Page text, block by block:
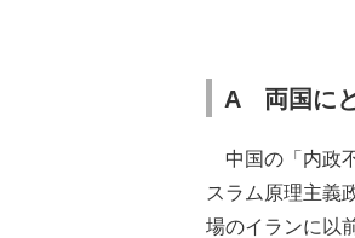
A 両国に
中国の「内政
スラム原理主義
場のイランに以